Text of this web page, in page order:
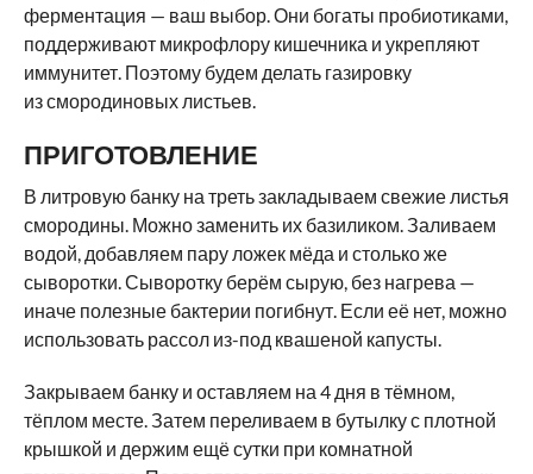
ферментация — ваш выбор. Они богаты пробиотиками,
поддерживают микрофлору кишечника и укрепляют
иммунитет. Поэтому будем делать газировку
из смородиновых листьев.
ПРИГОТОВЛЕНИЕ
В литровую банку на треть закладываем свежие листья
смородины. Можно заменить их базиликом. Заливаем
водой, добавляем пару ложек мёда и столько же
сыворотки. Сыворотку берём сырую, без нагрева —
иначе полезные бактерии погибнут. Если её нет, можно
использовать рассол из-под квашеной капусты.
Закрываем банку и оставляем на 4 дня в тёмном,
тёплом месте. Затем переливаем в бутылку с плотной
крышкой и держим ещё сутки при комнатной